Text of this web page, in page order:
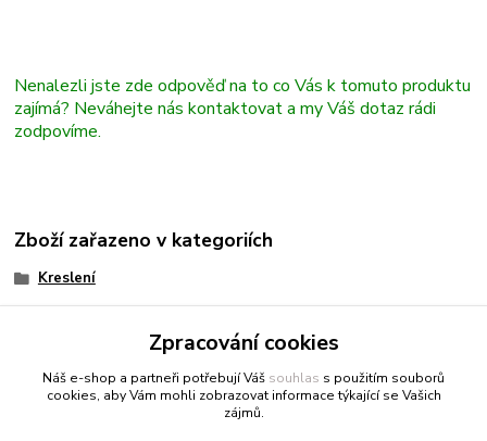
Nenalezli jste zde odpověď na to co Vás k tomuto produktu
zajímá? Neváhejte nás kontaktovat a my Váš dotaz rádi
zodpovíme.
Zboží zařazeno v kategoriích
Kreslení
Copic
Zpracování cookies
Náš e-shop a partneři potřebují Váš souhlas s použitím souborů
cookies, aby Vám mohli zobrazovat informace týkající se Vašich
zájmů.